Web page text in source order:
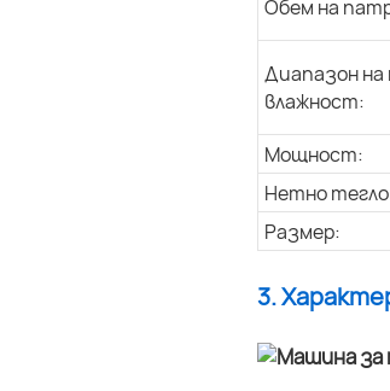
Обем на
Диапазон
влажност:
Мощност:
Нетно
Размер:
3.